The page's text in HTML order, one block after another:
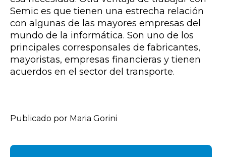
Semic es que tienen una estrecha relación
con algunas de las mayores empresas del
mundo de la informática. Son uno de los
principales corresponsales de fabricantes,
mayoristas, empresas financieras y tienen
acuerdos en el sector del transporte.
Publicado por Maria Gorini